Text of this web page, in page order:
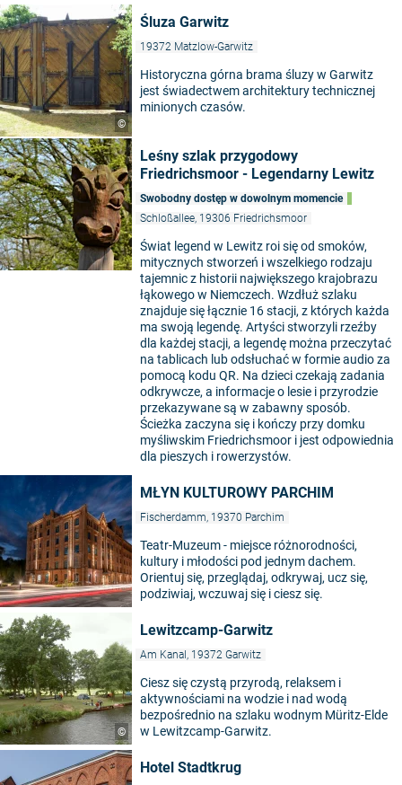
©
Śluza Garwitz
19372 Matzlow-Garwitz
Historyczna górna brama śluzy w Garwitz
jest świadectwem architektury technicznej
minionych czasów.
Leśny szlak przygodowy
Friedrichsmoor - Legendarny Lewitz
Swobodny dostęp w dowolnym momencie
Schloßallee, 19306 Friedrichsmoor
Świat legend w Lewitz roi się od smoków,
mitycznych stworzeń i wszelkiego rodzaju
tajemnic z historii największego krajobrazu
łąkowego w Niemczech. Wzdłuż szlaku
znajduje się łącznie 16 stacji, z których każda
ma swoją legendę. Artyści stworzyli rzeźby
dla każdej stacji, a legendę można przeczytać
na tablicach lub odsłuchać w formie audio za
pomocą kodu QR. Na dzieci czekają zadania
odkrywcze, a informacje o lesie i przyrodzie
przekazywane są w zabawny sposób.
Ścieżka zaczyna się i kończy przy domku
myśliwskim Friedrichsmoor i jest odpowiednia
dla pieszych i rowerzystów.
MŁYN KULTUROWY PARCHIM
Fischerdamm, 19370 Parchim
Teatr-Muzeum - miejsce różnorodności,
kultury i młodości pod jednym dachem.
Orientuj się, przeglądaj, odkrywaj, ucz się,
podziwiaj, wczuwaj się i ciesz się.
©
Lewitzcamp-Garwitz
Am Kanal, 19372 Garwitz
Ciesz się czystą przyrodą, relaksem i
aktywnościami na wodzie i nad wodą
bezpośrednio na szlaku wodnym Müritz-Elde
w Lewitzcamp-Garwitz.
Hotel Stadtkrug